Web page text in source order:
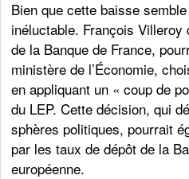
Bien que cette baisse
inéluctable. François
de la Banque de France,
ministère de l’Économie,
en appliquant un « coup de
du LEP. Cette décision, qui
sphères politiques, pourrait
par les taux de dépôt de la
européenne.